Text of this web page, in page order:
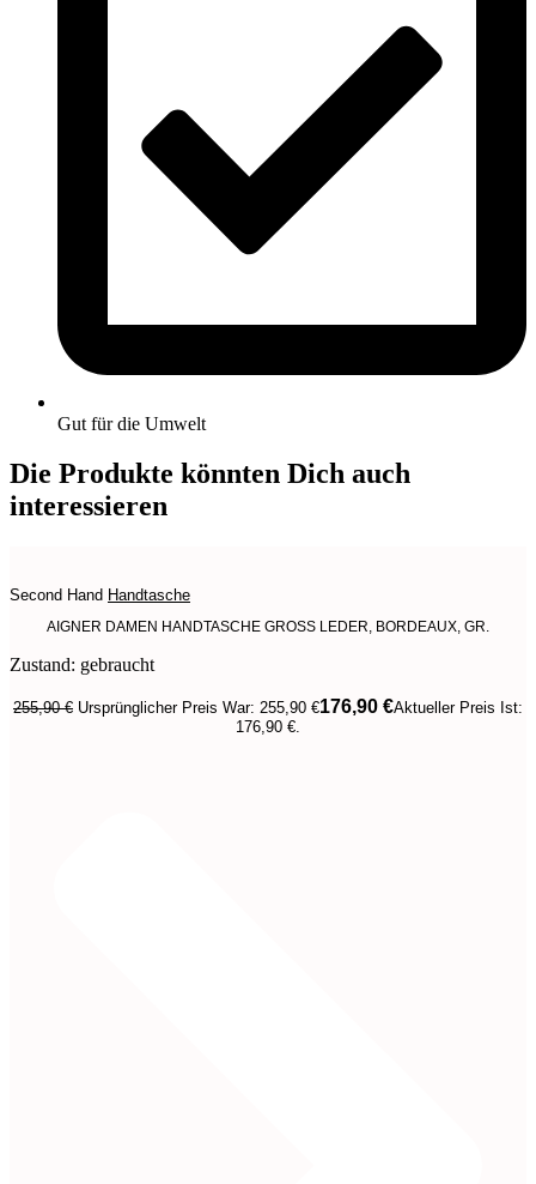
Gut für die Umwelt
Die Produkte könnten Dich auch
interessieren
Second Hand Handtasche
AIGNER DAMEN HANDTASCHE GROSS LEDER, BORDEAUX, GR.
Zustand: gebraucht
255,90€ Ursprünglicher Preis War: 255,90 €176,90 €Aktueller Preis Ist:
176,90 €.